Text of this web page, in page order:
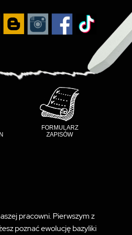
FORMULARZ
ZAPISÓW
pracowni. Pierwszym z
poznać ewolucję bazyliki